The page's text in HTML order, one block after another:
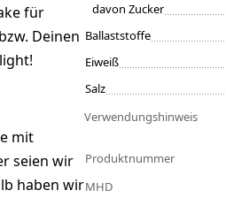
für
Deinen
mit
seien wir
haben wir
davon Zucker
Ballaststoffe
Eiweiß
Salz
Verwendungshinweis
Produktnummer
MHD